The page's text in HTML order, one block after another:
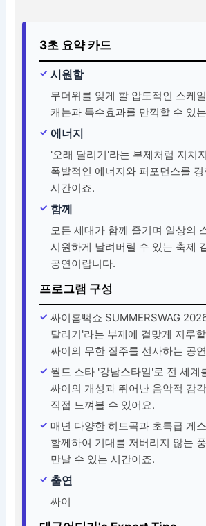
3초 요약 카드
시원함
무더위를 잊게 할 압도적인 스케
캐논과 특수효과를 만끽할 수 있
에너지
'오래 달리기'라는 부제처럼 지치
폭발적인 에너지와 퍼포먼스를
시간이죠.
함께
모든 세대가 함께 즐기며 일상의
시원하게 날려버릴 수 있는 축제
공연이랍니다.
프로그램 구성
싸이흠뻑쇼 SUMMERSWAG
달리기'라는 부제에 걸맞게 지루
싸이의 무한 질주를 선사하는 공
월드 스타 '강남스타일'로 전 세계
싸이의 개성과 뛰어난 음악적 감
직접 느껴볼 수 있어요.
매년 다양한 히트곡과 초특급 게
함께하여 기대를 저버리지 않는
만날 수 있는 시간이죠.
출연
싸이